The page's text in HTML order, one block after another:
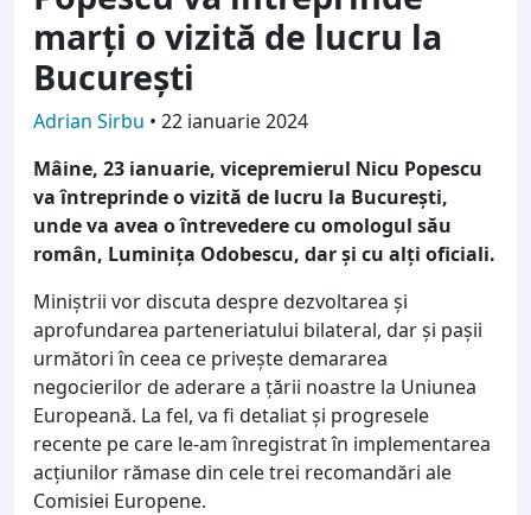
marți o vizită de lucru la
București
Adrian Sirbu • 22 ianuarie 2024
Mâine, 23 ianuarie, vicepremierul Nicu Popescu
va întreprinde o vizită de lucru la București,
unde va avea o întrevedere cu omologul său
român, Luminița Odobescu, dar și cu alți oficiali.
Miniștrii vor discuta despre dezvoltarea și
aprofundarea parteneriatului bilateral, dar și pașii
următori în ceea ce privește demararea
negocierilor de aderare a țării noastre la Uniunea
Europeană. La fel, va fi detaliat și progresele
recente pe care le-am înregistrat în implementarea
acțiunilor rămase din cele trei recomandări ale
Comisiei Europene.